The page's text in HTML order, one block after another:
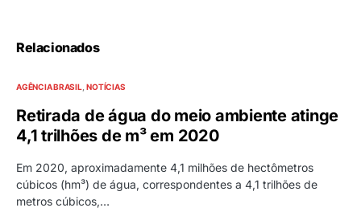
Relacionados
AGÊNCIA BRASIL NOTÍCIAS
Retirada de água do meio ambiente atinge
4,1 trilhões de m³ em 2020
Em 2020, aproximadamente 4,1 milhões de hectômetros
cúbicos (hm³) de água, correspondentes a 4,1 trilhões de
metros cúbicos,…